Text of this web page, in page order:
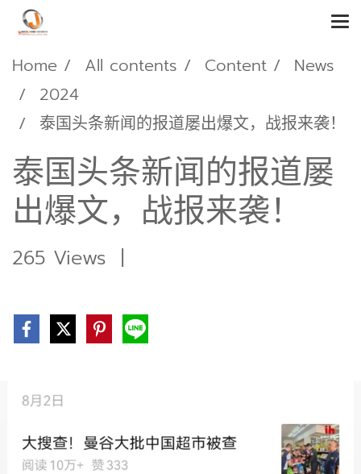
Home All contents Content
News
2024
泰国头条新闻的报道屡出爆文，战报来袭！
泰国头条新闻的报道屡
出爆文，战报来袭！
265 Views |